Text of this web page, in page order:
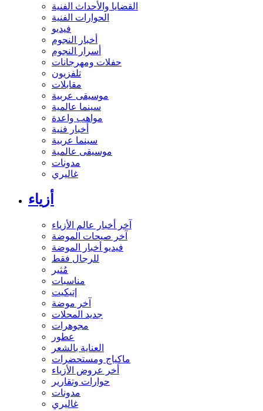
القضايا والأحداث الفنية
الحوارات الفنية
فيديو
أخبار النجوم
أسرار النجوم
حفلات ومهرجانات
تلفزيون
مقابلات
موسيقى عربية
سينما عالمية
مواهب واعدة
أخبار فنية
سينما عربية
موسيقى عالمية
مدونات
غاليري
أزياء
آخر أخبار عالم الأزياء
آخر صيحات الموضة
فيديو أخبار الموضة
للرجال فقط
مُثير
مناسبات
إتيكيت
آخر موضة
جديد المحلات
مجوهرات
عطور
العناية بالشعر
ماكياج ومستحضرات
أخر عروض الأزياء
حوارات وتقارير
مدونات
غاليري